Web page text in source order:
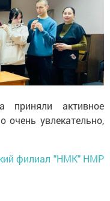
приняли активное
очень увлекательно,
филиал "НМК" НМР